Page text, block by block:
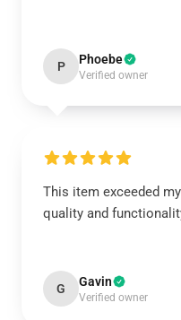
P Phoebe
Verified owner
This item exceeded
quality and
G Gavin
Verified owner